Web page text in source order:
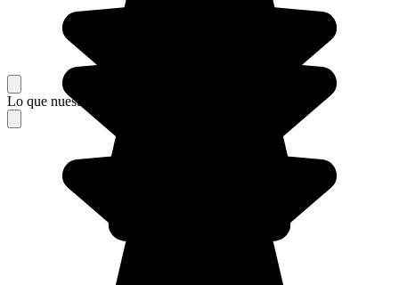
Lo que nuestros viajeros piensan de su estancia